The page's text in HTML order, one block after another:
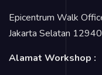
Epicentrum Walk
Jakarta Selatan 12940
Alamat Workshop :